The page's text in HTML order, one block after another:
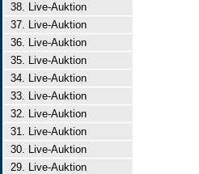
38. Live-Auktion
37. Live-Auktion
36. Live-Auktion
35. Live-Auktion
34. Live-Auktion
33. Live-Auktion
32. Live-Auktion
31. Live-Auktion
30. Live-Auktion
29. Live-Auktion